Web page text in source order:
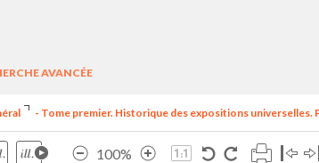
AVANCÉE
- Tome premier. Historique des expositions universelles.
100%